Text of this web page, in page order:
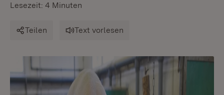
Lesezeit: 4 Minuten
Teilen Text vorlesen